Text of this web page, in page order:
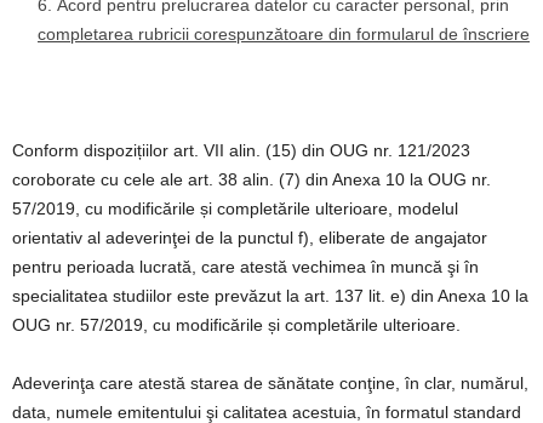
Acord pentru prelucrarea datelor cu caracter personal, prin
completarea rubricii corespunzătoare din formularul de înscriere
Conform dispozițiilor art. VII alin. (15) din OUG nr. 121/2023
coroborate cu cele ale art. 38 alin. (7) din Anexa 10 la OUG nr.
57/2019, cu modificările și completările ulterioare, modelul
orientativ al adeverinţei de la punctul f), eliberate de angajator
pentru perioada lucrată, care atestă vechimea în muncă şi în
specialitatea studiilor este prevăzut la art. 137 lit. e) din Anexa 10 la
OUG nr. 57/2019, cu modificările și completările ulterioare.
Adeverinţa care atestă starea de sănătate conţine, în clar, numărul,
data, numele emitentului şi calitatea acestuia, în formatul standard